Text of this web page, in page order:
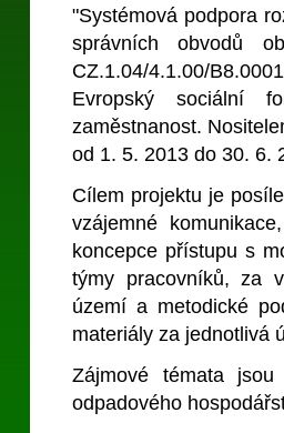
"Systémová podpora
správních obvodů
CZ.1.04/4.1.00/
Evropský sociální
zaměstnanost.
od 1. 5. 2013 do 30. 6.
Cílem projektu je
vzájemné
koncepce přístupu s
týmy pracovníků, za
území a metodické
materiály za jednotlivá
Zájmové témata
odpadového